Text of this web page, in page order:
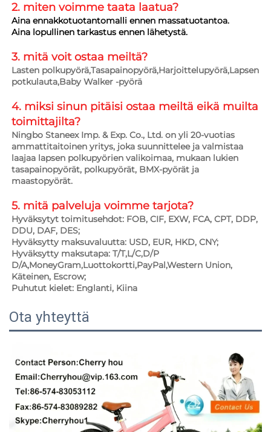
2. miten voimme taata laatua?
Aina ennakkotuotantomalli ennen massatuotantoa.
Aina lopullinen tarkastus ennen lähetystä.
3. mitä voit ostaa meiltä?
Lasten polkupyörä,Tasapainopyörä,Harjoittelupyörä,Lapsen
potkulauta,Baby Walker -pyörä
4. miksi sinun pitäisi ostaa meiltä eikä muilta
toimittajilta?
Ningbo Staneex Imp. & Exp. Co., Ltd. on yli 20-vuotias
ammattitaitoinen yritys, joka suunnittelee ja valmistaa
laajaa lapsen polkupyörien valikoimaa, mukaan lukien
tasapainopyörät, polkupyörät, BMX-pyörät ja
maastopyörät.
5. mitä palveluja voimme tarjota?
Hyväksytyt toimitusehdot: FOB, CIF, EXW, FCA, CPT, DDP,
DDU, DAF, DES;
Hyväksytty maksuvaluutta: USD, EUR, HKD, CNY;
Hyväksytty maksutapa: T/T,L/C,D/P
D/A,MoneyGram,Luottokortti,PayPal,Western Union,
Käteinen, Escrow;
Puhutut kielet: Englanti, Kiina
Ota yhteyttä